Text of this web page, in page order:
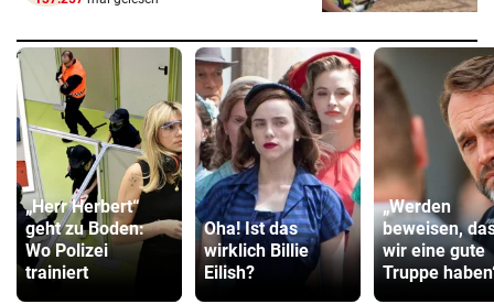
„Herr Herbert“
geht zu Boden:
Wo Polizei
trainiert
Oha! Ist das
wirklich Billie
Eilish?
„Werden
beweisen,
wir eine gute
Truppe